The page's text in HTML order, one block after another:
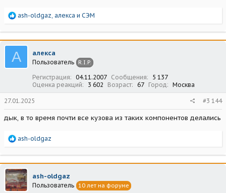
Р
а
к
ц
и
и
ash-oldgaz, алекса и СЭМ
А алекса
Пользователь R.I.P.
Регистрация 04.11.2007 Сообщения
5 137
Оценка реакций
3 602 Возраст 67 Город Москва
27.01.2025 #3 144
дык, в то время почти все кузова из таких компонентов делались
Р
а
к
ц
и
и
ash-oldgaz
ash-oldgaz
Пользователь 10 лет на форуме